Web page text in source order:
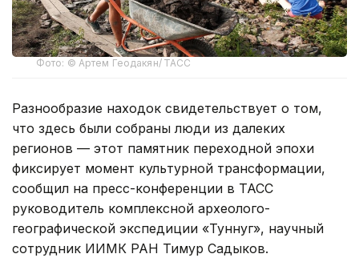
Фото: © Артем Геодакян/ ТАСС
Разнообразие находок свидетельствует о том,
что здесь были собраны люди из далеких
регионов — этот памятник переходной эпохи
фиксирует момент культурной трансформации,
сообщил на пресс-конференции в ТАСС
руководитель комплексной археолого-
географической экспедиции «Туннуг», научный
сотрудник ИИМК РАН Тимур Садыков.